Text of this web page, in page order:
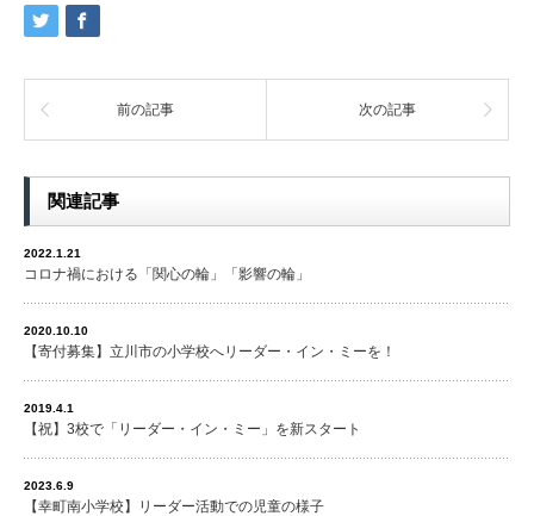
前の記事 次の記事
関連記事
2022.1.21
コロナ禍における「関心の輪」「影響の輪」
2020.10.10
【寄付募集】立川市の小学校へリーダー・イン・ミーを！
2019.4.1
【祝】3校で「リーダー・イン・ミー」を新スタート
2023.6.9
【幸町南小学校】リーダー活動での児童の様子